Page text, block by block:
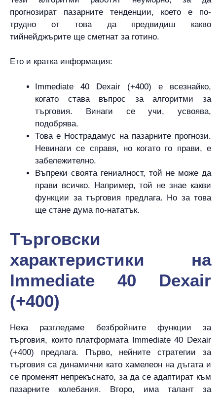
прогнозират пазарните тенденции, което е по-
трудно от това да предвидиш какво
тийнейджърите ще сметнат за готино.
Ето и кратка информация:
Immediate 40 Dexair (+400) е всезнайко,
когато става въпрос за алгоритми за
търговия. Винаги се учи, усвоява,
подобрява.
Това е Нострадамус на пазарните прогнози.
Невинаги се справя, но когато го прави, е
забележително.
Въпреки своята гениалност, той не може да
прави всичко. Например, той не знае какви
функции за търговия предлага. Но за това
ще стане дума по-нататък.
Търговски
характеристики на
Immediate 40 Dexair
(+400)
Нека разгледаме безбройните функции за
търговия, които платформата Immediate 40 Dexair
(+400) предлага. Първо, нейните стратегии за
търговия са динамични като хамелеон на дъгата и
се променят непрекъснато, за да се адаптират към
пазарните колебания. Второ, има талант за